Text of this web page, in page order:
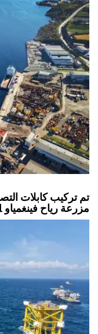
تم تركيب كابلات
مزرعة رياح فينغمياو 1 البحرية